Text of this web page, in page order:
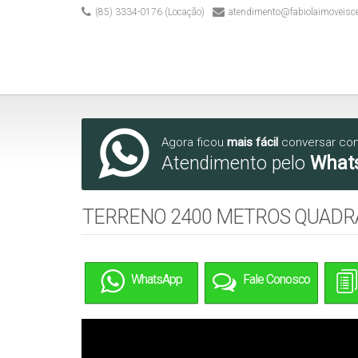
(85) 3334-0176 (Locação)
Agora ficou mais fácil conversar
Atendimento pelo
TERRENO 2400 METROS
WhatsApp Fale Conosco